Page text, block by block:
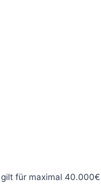
für maximal